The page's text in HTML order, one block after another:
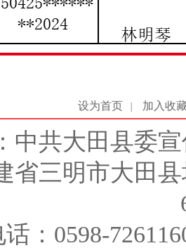
设为首页 加入收
中共大田县委
省三明市大田
：0598-